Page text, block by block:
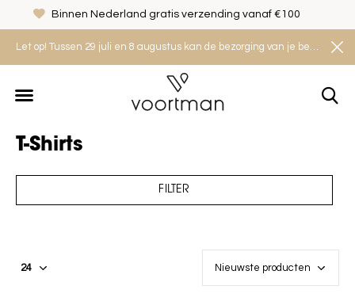
Let op! Tussen 29 juli en 8 augustus kan de bezorging van je bestelling iets langer duren. Houd rekening met een levertijd van 2 tot 4 werkdagen.
Binnen Nederland gratis verzending vanaf €100
T-Shirts
FILTER